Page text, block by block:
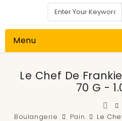
Menu
Le Chef De
70 G -
Boulangerie Pain
Le